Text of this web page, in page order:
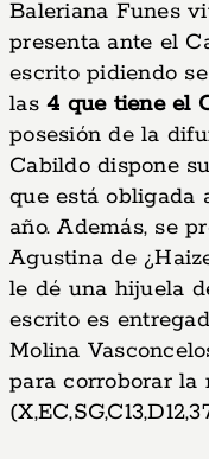
Baleriana Funes
presenta ante el
escrito pidiendo
las 4 que tiene el
posesión de la
Cabildo dispone
que está obligada
año. Además, se
Agustina de
le dé una hijuela
escrito es
Molina
para corroborar la